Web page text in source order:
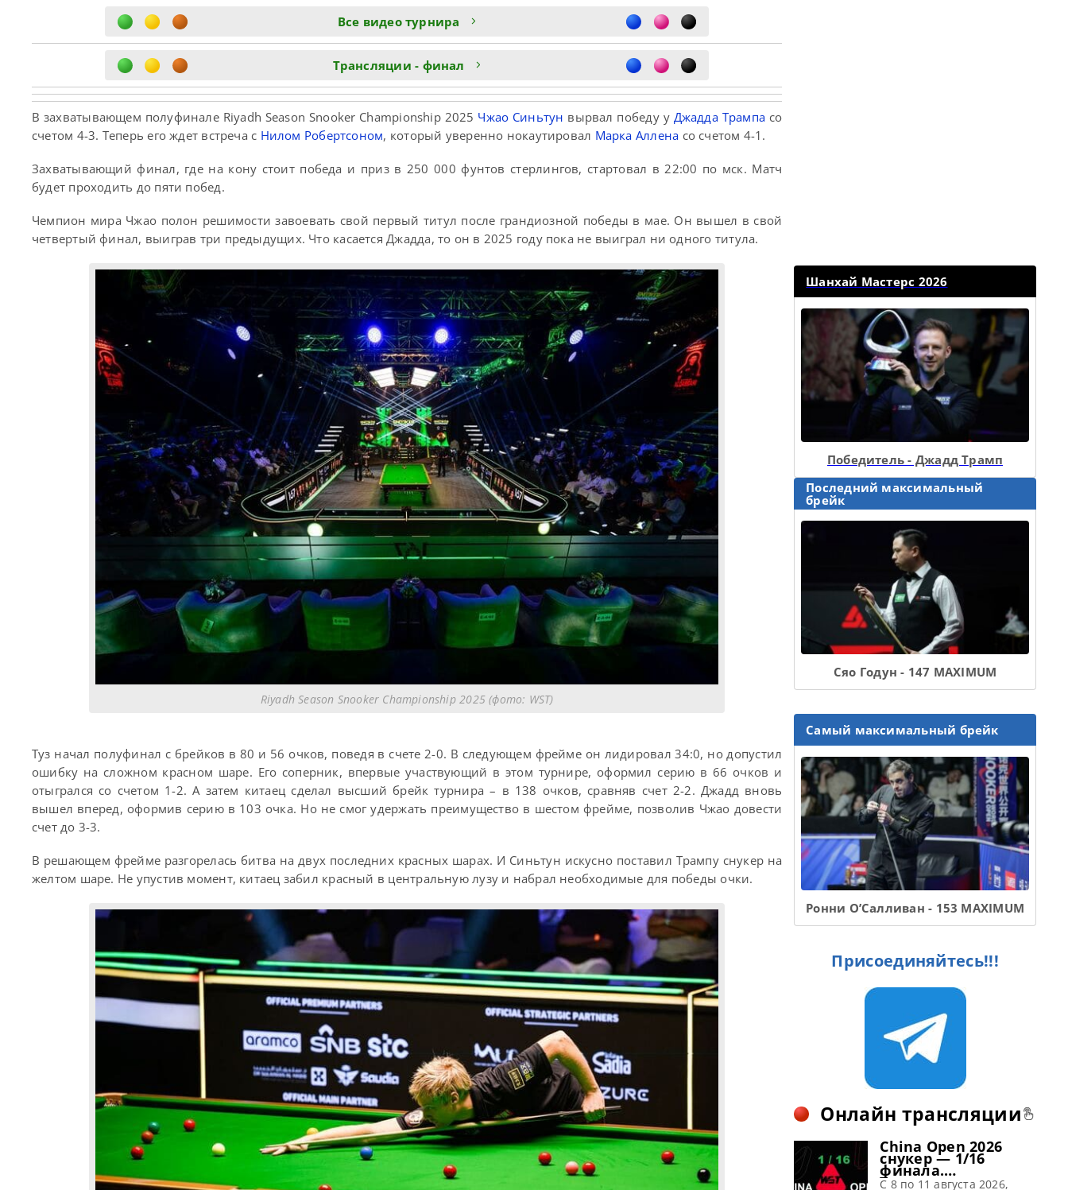
Все видео турнира
Трансляции - финал
В захватывающем полуфинале Riyadh Season Snooker Championship 2025 Чжао Синьтун вырвал победу у Джадда Трампа со
счетом 4-3. Теперь его ждет встреча с Нилом Робертсоном, который уверенно нокаутировал Марка Аллена со счетом 4-1.
Захватывающий финал, где на кону стоит победа и приз в 250 000 фунтов стерлингов, стартовал в 22:00 по мск. Матч
будет проходить до пяти побед.
Чемпион мира Чжао полон решимости завоевать свой первый титул после грандиозной победы в мае. Он вышел в свой
четвертый финал, выиграв три предыдущих. Что касается Джадда, то он в 2025 году пока не выиграл ни одного титула.
Riyadh Season Snooker Championship 2025 (фото: WST)
Туз начал полуфинал с брейков в 80 и 56 очков, поведя в счете 2-0. В следующем фрейме он лидировал 34:0, но допустил
ошибку на сложном красном шаре. Его соперник, впервые участвующий в этом турнире, оформил серию в 66 очков и
отыгрался со счетом 1-2. А затем китаец сделал высший брейк турнира – в 138 очков, сравняв счет 2-2. Джадд вновь
вышел вперед, оформив серию в 103 очка. Но не смог удержать преимущество в шестом фрейме, позволив Чжао довести
счет до 3-3.
В решающем фрейме разгорелась битва на двух последних красных шарах. И Синьтун искусно поставил Трампу снукер на
желтом шаре. Не упустив момент, китаец забил красный в центральную лузу и набрал необходимые для победы очки.
Шанхай Мастерс 2026
Победитель - Джадд Трамп
Последний максимальный
брейк
Сяо Годун - 147 MAXIMUM
Самый максимальный брейк
Ронни О’Салливан - 153 MAXIMUM
Присоединяйтесь!!!
Онлайн трансляции
China Open 2026
снукер — 1/16
финала.
Трансляции
C 8 по 11 августа 2026,